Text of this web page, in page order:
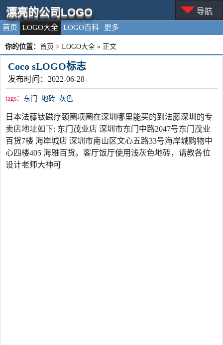
首页 LOGO大全 LOGO百科 更多
漂亮的公司LOGO 导航
你的位置： 首页 > LOGO大全 » 正文
Coco sLOGO标志
发布时间：2022-06-28
tags： 东门 地砖 灰色
日本法藤钛磁疗颈圈项圈在深圳哪里能买的到法藤深圳的专
卖店地址如下: 东门茂业店 深圳市东门中路2047号东门茂业
百货7楼 海岸城店 深圳市南山区文心五路33号海岸城购物中
心四楼405 海雅百货。客厅饭厅使用浅灰色地砖，请教各位
设计老师大神可